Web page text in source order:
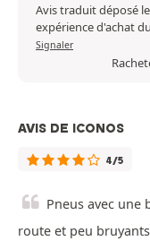
Avis traduit déposé
expérience d'achat
Signaler
AVIS DE ICONOS
4/5
Pneus avec
route et peu